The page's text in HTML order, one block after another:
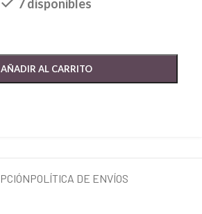
7 disponibles
AÑADIR AL CARRITO
POLÍTICA DE ENVÍOS